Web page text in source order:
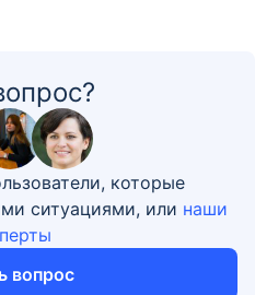
которые
ситуациями, или наши
вопрос